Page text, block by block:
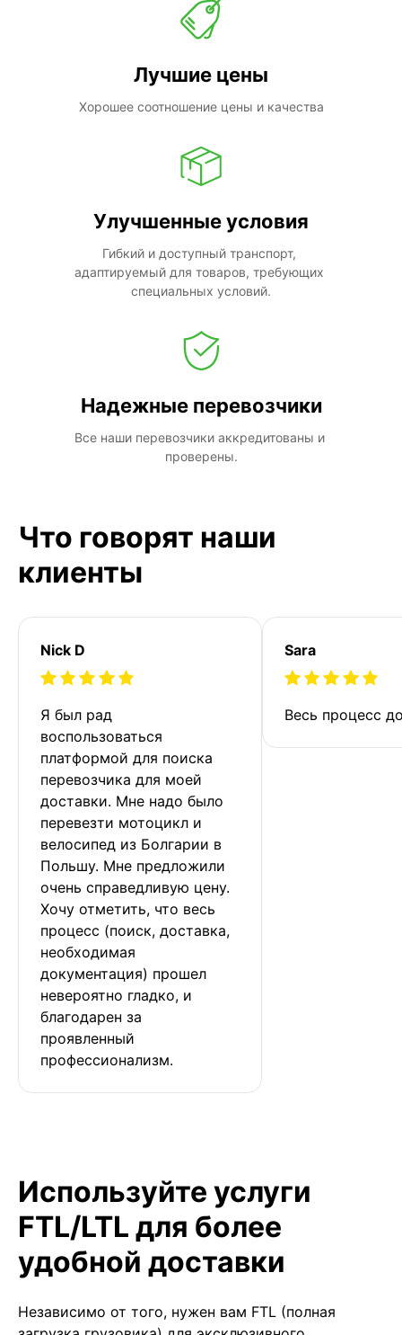
Лучшие цены
Хорошее соотношение цены и качества
Улучшенные условия
Гибкий и доступный транспорт,
адаптируемый для товаров, требующих
специальных условий.
Надежные перевозчики
Все наши перевозчики аккредитованы и
проверены.
Что говорят наши
клиенты
Nick D
Я был рад
воспользоваться
платформой для поиска
перевозчика для моей
доставки. Мне надо было
перевезти мотоцикл и
велосипед из Болгарии в
Польшу. Мне предложили
очень справедливую цену.
Хочу отметить, что весь
процесс (поиск, доставка,
необходимая
документация) прошел
невероятно гладко, и
благодарен за
проявленный
профессионализм.
Sara
Весь процесс
Используйте услуги
FTL/LTL для более
удобной доставки
Независимо от того, нужен вам FTL (полная